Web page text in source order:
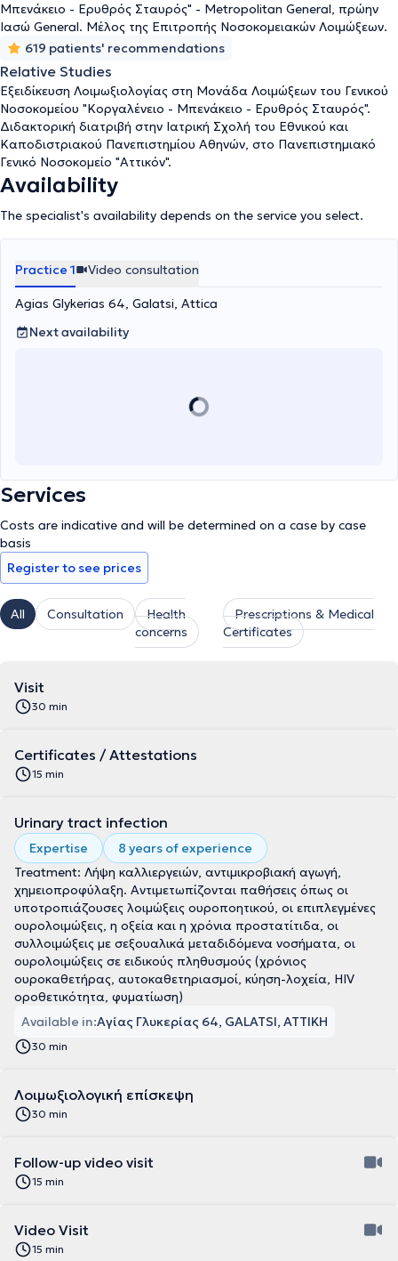
Μπενάκειο - Ερυθρός Σταυρός" - Metropolitan General, πρώην
Ιασώ General. Μέλος της Επιτροπής Νοσοκομειακών Λοιμώξεων.
619 patients' recommendations
Relative Studies
Εξειδίκευση Λοιμωξιολογίας στη Μονάδα Λοιμώξεων του Γενικού
Νοσοκομείου "Κοργαλένειο - Μπενάκειο - Ερυθρός Σταυρός".
Διδακτορική διατριβή στην Ιατρική Σχολή του Εθνικού και
Καποδιστριακού Πανεπιστημίου Αθηνών, στο Πανεπιστημιακό
Γενικό Νοσοκομείο "Αττικόν".
Availability
The specialist's availability depends on the service you select.
Practice 1 Video consultation
Agias Glykerias 64, Galatsi, Attica
Next availability
Services
Costs are indicative and will be determined on a case by case
basis
Register to see prices
All Consultation
Health
concerns
Prescriptions & Medical
Certificates
Visit
30 min
Certificates / Attestations
15 min
Urinary tract infection
Expertise
8 years of experience
Treatment: Λήψη καλλιεργειών, αντιμικροβιακή αγωγή,
χημειοπροφύλαξη. Αντιμετωπίζονται παθήσεις όπως οι
υποτροπιάζουσες λοιμώξεις ουροποητικού, οι επιπλεγμένες
ουρολοιμώξεις, η οξεία και η χρόνια προστατίτιδα, οι
συλλοιμώξεις με σεξουαλικά μεταδιδόμενα νοσήματα, οι
ουρολοιμώξεις σε ειδικούς πληθυσμούς (χρόνιος
ουροκαθετήρας, αυτοκαθετηριασμοί, κύηση-λοχεία, HIV
οροθετικότητα, φυματίωση)
Available in:Αγίας Γλυκερίας 64, GALATSI, ΑΤΤΙΚΗ
30 min
Λοιμωξιολογική επίσκεψη
30 min
Follow-up video visit
15 min
Video Visit
15 min